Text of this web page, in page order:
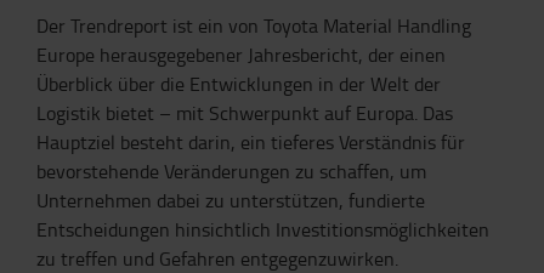
Der Trendreport ist ein von Toyota Material Handling
Europe herausgegebener Jahresbericht, der einen
Überblick über die Entwicklungen in der Welt der
Logistik bietet – mit Schwerpunkt auf Europa. Das
Hauptziel besteht darin, ein tieferes Verständnis für
bevorstehende Veränderungen zu schaffen, um
Unternehmen dabei zu unterstützen, fundierte
Entscheidungen hinsichtlich Investitionsmöglichkeiten
zu treffen und Gefahren entgegenzuwirken.